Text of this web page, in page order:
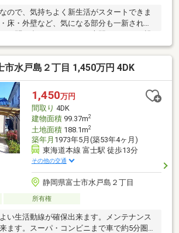
ので、気持ちよく新生活がスタートできま
床・外壁など、気になる部分も一新されて
す。
市水戸島２丁目 1,450万円 4DK
1,450万円
間取り 4DK
建物面積99.37m2
土地面積188.1m2
築年月 1973年5月(築53年4ヶ月)
東海道本線 富士駅 徒歩13分
その他の交通
静岡県富士市水戸島２丁目
所有権
い生活動線が確保出来ます。メンテナンス
ます。スーパ・コンビニまで車で約5分圏内